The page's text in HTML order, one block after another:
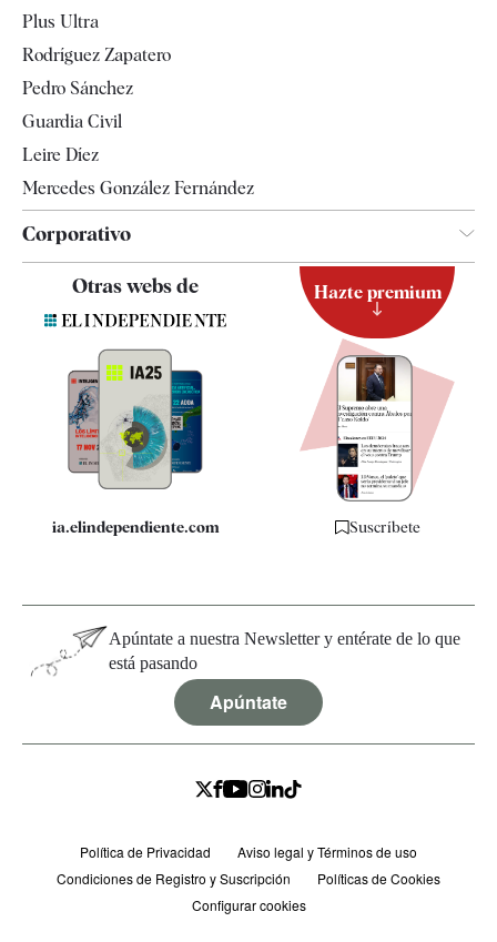
Televisión
Plus Ultra
Rodríguez Zapatero
Pedro Sánchez
Guardia Civil
Leire Díez
Mercedes González Fernández
Corporativo
Quiénes somos
Especificaciones
Otras webs de
ia.elindependiente.com
Hazte premium
Suscríbete
Apúntate a nuestra Newsletter y entérate de lo que
está pasando
Apúntate
Política de Privacidad
Aviso legal y Términos de uso
Condiciones de Registro y Suscripción
Políticas de Cookies
Configurar cookies